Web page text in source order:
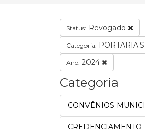
Status: Revogado
Categoria:
Ano: 2024
Categoria
CONVÊNIOS
CREDENCIAMENTO